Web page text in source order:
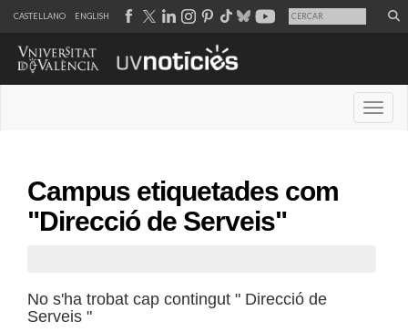
CASTELLANO ENGLISH
Campus etiquetades com
"Direcció de Serveis"
No s'ha trobat cap contingut " Direcció de
Serveis "